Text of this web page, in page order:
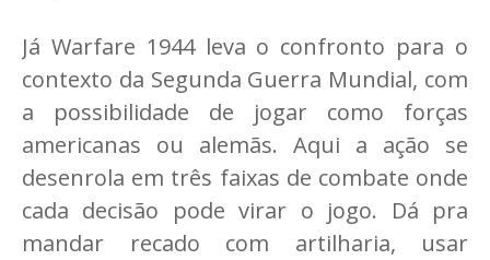
Já Warfare 1944 leva o confronto para o
contexto da Segunda Guerra Mundial, com
a possibilidade de jogar como forças
americanas ou alemãs. Aqui a ação se
desenrola em três faixas de combate onde
cada decisão pode virar o jogo. Dá pra
mandar recado com artilharia, usar